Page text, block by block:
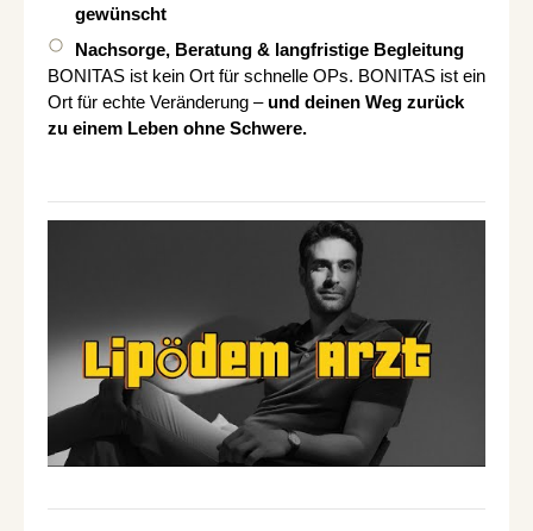
gewünscht
Nachsorge, Beratung & langfristige Begleitung
BONITAS ist kein Ort für schnelle OPs. BONITAS ist ein
Ort für echte Veränderung – und deinen Weg zurück
zu einem Leben ohne Schwere.